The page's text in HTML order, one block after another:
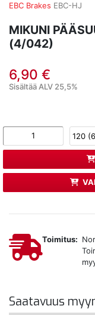
EBC Brakes EBC-HJ
MIKUNI
(4/042)
6,90 €
Sisältää ALV 25,5%
Toimitus:
Saatavuus